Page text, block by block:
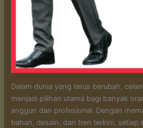
Dalam dunia yang terus berubah,
menjadi pilihan utama bagi banyak
anggun dan profesional. Dengan
bahan, desain, dan tren terkini, setiap